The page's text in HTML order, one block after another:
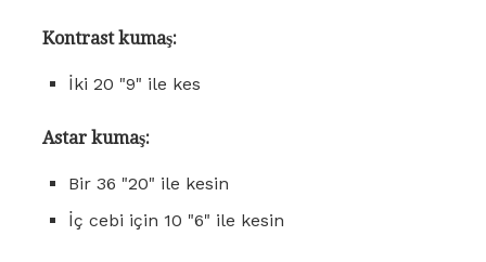
Kontrast kumaş:
İki 20 "9" ile kes
Astar kumaş:
Bir 36 "20" ile kesin
İç cebi için 10 "6" ile kesin